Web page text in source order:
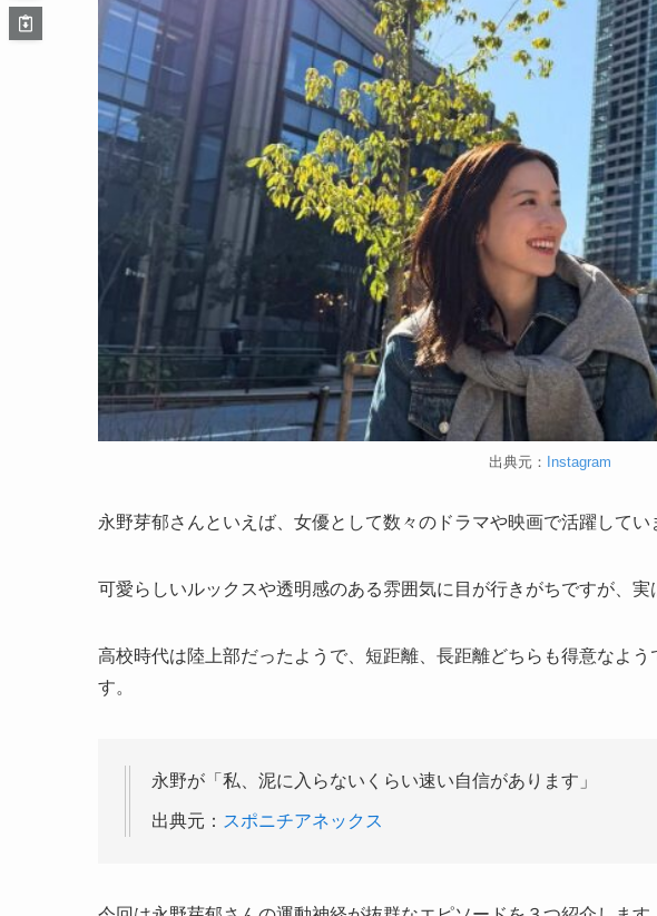
出典元： Instagram
永野芽郁さんといえば、女優として数々のドラマや映画で活躍してい
可愛らしいルックスや透明感のある雰囲気に目が行きがちですが、実
高校時代は陸上部だったようで、短距離、長距離どちらも得意なよ
す。
永野が「私、泥に入らないくらい速い自信があります」
出典元： スポニチアネックス